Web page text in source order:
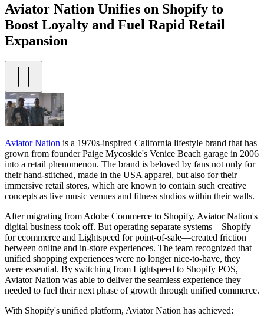
Aviator Nation Unifies on Shopify to
Boost Loyalty and Fuel Rapid Retail
Expansion
Aviator Nation is a 1970s-inspired California lifestyle brand that has
grown from founder Paige Mycoskie's Venice Beach garage in 2006
into a retail phenomenon. The brand is beloved by fans not only for
their hand-stitched, made in the USA apparel, but also for their
immersive retail stores, which are known to contain such creative
concepts as live music venues and fitness studios within their walls.
After migrating from Adobe Commerce to Shopify, Aviator Nation's
digital business took off. But operating separate systems—Shopify
for ecommerce and Lightspeed for point-of-sale—created friction
between online and in-store experiences. The team recognized that
unified shopping experiences were no longer nice-to-have, they
were essential. By switching from Lightspeed to Shopify POS,
Aviator Nation was able to deliver the seamless experience they
needed to fuel their next phase of growth through unified commerce.
With Shopify's unified platform, Aviator Nation has achieved: